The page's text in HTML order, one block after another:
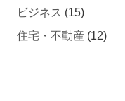
住宅・不動産